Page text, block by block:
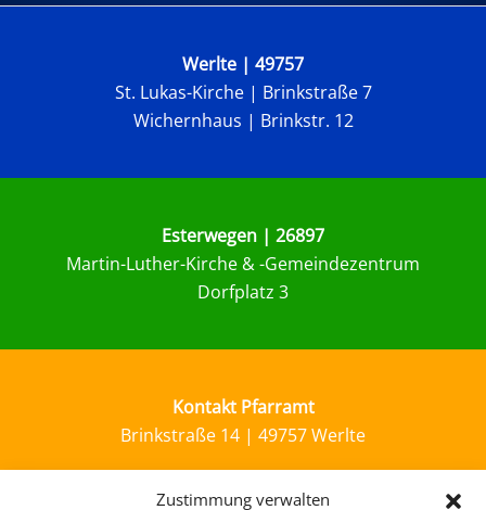
Zustimmung verwalten
Werlte | 49757
St. Lukas-Kirche | Brinkstraße 7
Wichernhaus | Brinkstr. 12
Esterwegen | 26897
Martin-Luther-Kirche & -Gemeindezentrum
Dorfplatz 3
Kontakt Pfarramt
Brinkstraße 14 | 49757 Werlte